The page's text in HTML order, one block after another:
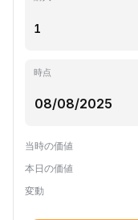
時点
当時の価値
本日の価値
変動